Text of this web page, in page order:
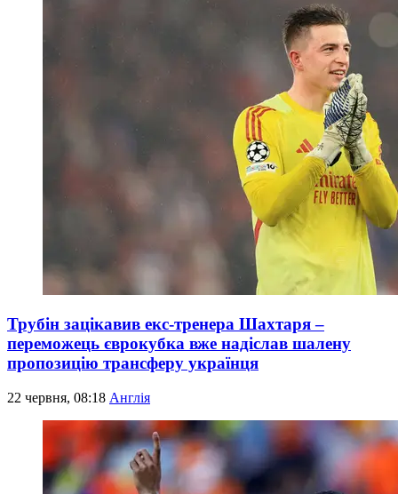
Трубін зацікавив екс-тренера Шахтаря –
переможець єврокубка вже надіслав шалену
пропозицію трансферу українця
22 червня, 08:18 Англія